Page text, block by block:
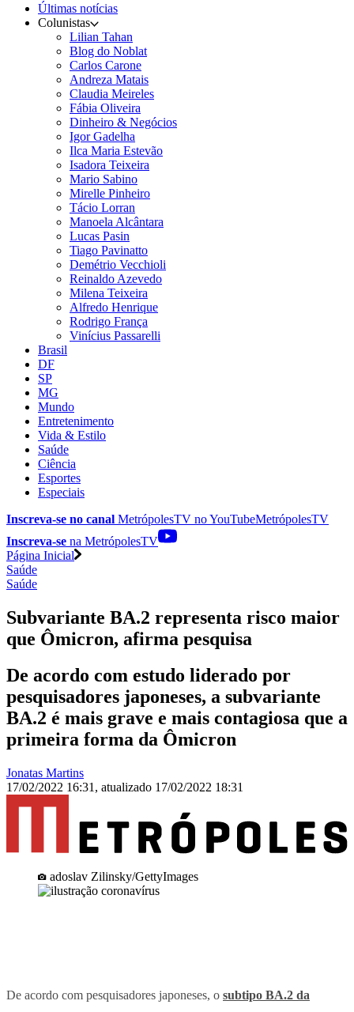
Últimas notícias
Colunistas
Lilian Tahan
Blog do Noblat
Carlos Carone
Andreza Matais
Claudia Meireles
Fábia Oliveira
Dinheiro & Negócios
Igor Gadelha
Ilca Maria Estevão
Isadora Teixeira
Mario Sabino
Mirelle Pinheiro
Tácio Lorran
Manoela Alcântara
Lucas Pasin
Tiago Pavinatto
Demétrio Vecchioli
Reinaldo Azevedo
Milena Teixeira
Alfredo Henrique
Rodrigo França
Vinícius Passarelli
Brasil
DF
SP
MG
Mundo
Entretenimento
Vida & Estilo
Saúde
Ciência
Esportes
Especiais
Inscreva-se no canal MetrópolesTV noYouTubeMetrópolesTV
Inscreva-se na MetrópolesTV
Página Inicial
Saúde
Saúde
Subvariante BA.2 representa risco maior
que Ômicron, afirma pesquisa
De acordo com estudo liderado por
pesquisadores japoneses, a subvariante
BA.2 é mais grave e mais contagiosa que a
primeira forma da Ômicron
Jonatas Martins
17/02/2022 16:31 , atualizado 17/02/2022 18:31
adoslav Zilinsky/GettyImages
De acordo com pesquisadores japoneses, o subtipo BA.2 da